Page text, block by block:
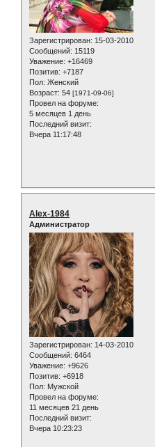
Зарегистрирован: 15-03-2010
Сообщений: 15119
Уважение: +16469
Позитив: +7187
Пол: Женский
Возраст: 54 [1971-09-06]
Провел на форуме:
5 месяцев 1 день
Последний визит:
Вчера 11:17:48
Alex-1984
Администратор
Зарегистрирован: 14-03-2010
Сообщений: 6464
Уважение: +9626
Позитив: +6918
Пол: Мужской
Провел на форуме:
11 месяцев 21 день
Последний визит:
Вчера 10:23:23